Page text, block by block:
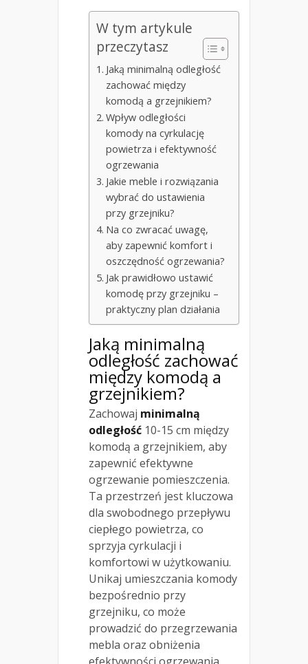
W tym artykule
przeczytasz
Jaką minimalną odległość
zachować między
komodą a grzejnikiem?
Wpływ odległości
komody na cyrkulację
powietrza i efektywność
ogrzewania
Jakie meble i rozwiązania
wybrać do ustawienia
przy grzejniku?
Na co zwracać uwagę,
aby zapewnić komfort i
oszczędność ogrzewania?
Jak prawidłowo ustawić
komodę przy grzejniku –
praktyczny plan działania
Jaką minimalną
odległość zachować
między komodą a
grzejnikiem?
Zachowaj minimalną
odległość 10-15 cm między
komodą a grzejnikiem, aby
zapewnić efektywne
ogrzewanie pomieszczenia.
Ta przestrzeń jest kluczowa
dla swobodnego przepływu
ciepłego powietrza, co
sprzyja cyrkulacji i
komfortowi w użytkowaniu.
Unikaj umieszczania komody
bezpośrednio przy
grzejniku, co może
prowadzić do przegrzewania
mebla oraz obniżenia